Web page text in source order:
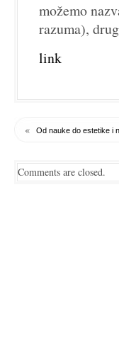
možemo
razuma),
link
« Od nauke do estetike i
Comments are closed.